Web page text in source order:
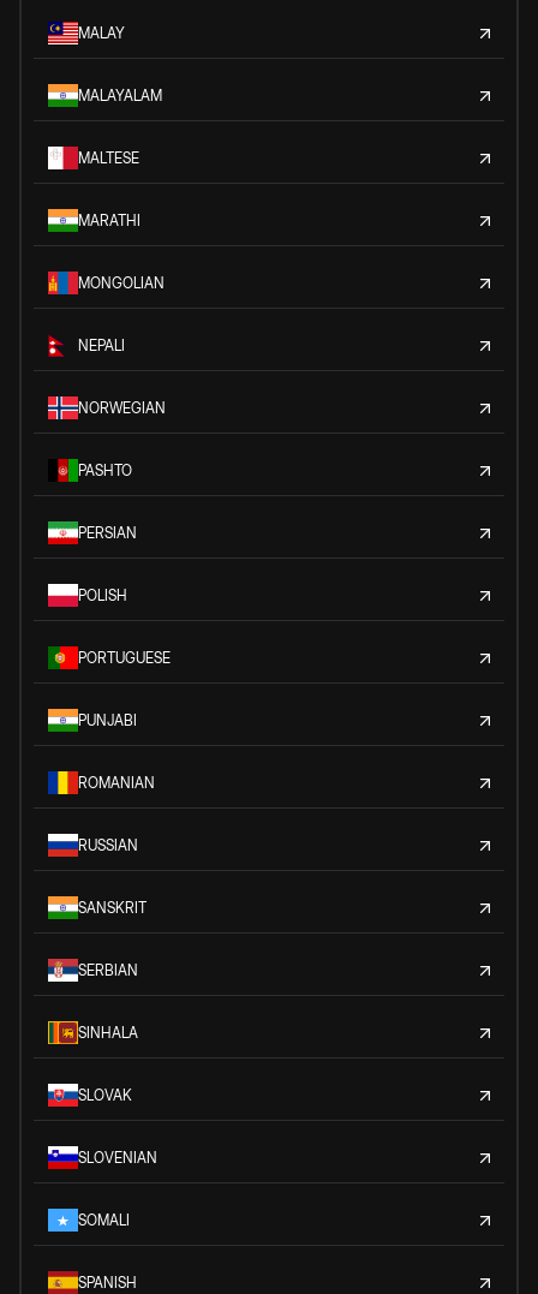
MALAY
MALAYALAM
MALTESE
MARATHI
MONGOLIAN
NEPALI
NORWEGIAN
PASHTO
PERSIAN
POLISH
PORTUGUESE
PUNJABI
ROMANIAN
RUSSIAN
SANSKRIT
SERBIAN
SINHALA
SLOVAK
SLOVENIAN
SOMALI
SPANISH